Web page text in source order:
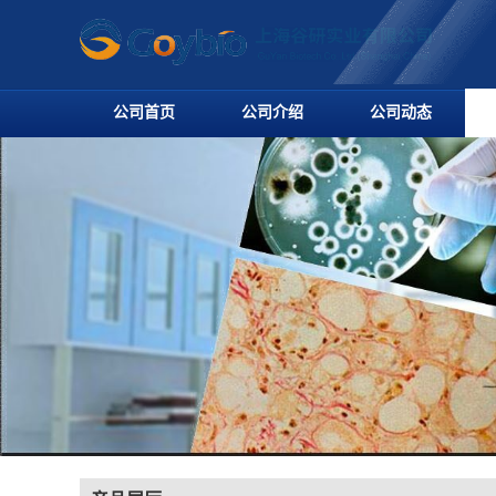
公司首页 公司介绍 公司动态